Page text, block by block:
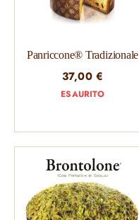
Panriccone® Tradizionale
37,00€
ESAURITO